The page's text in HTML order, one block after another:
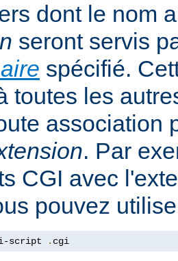
dont le nom
seront servis
spécifié.
toutes les
association
. Par
CGI avec
pouvez
script . cgi